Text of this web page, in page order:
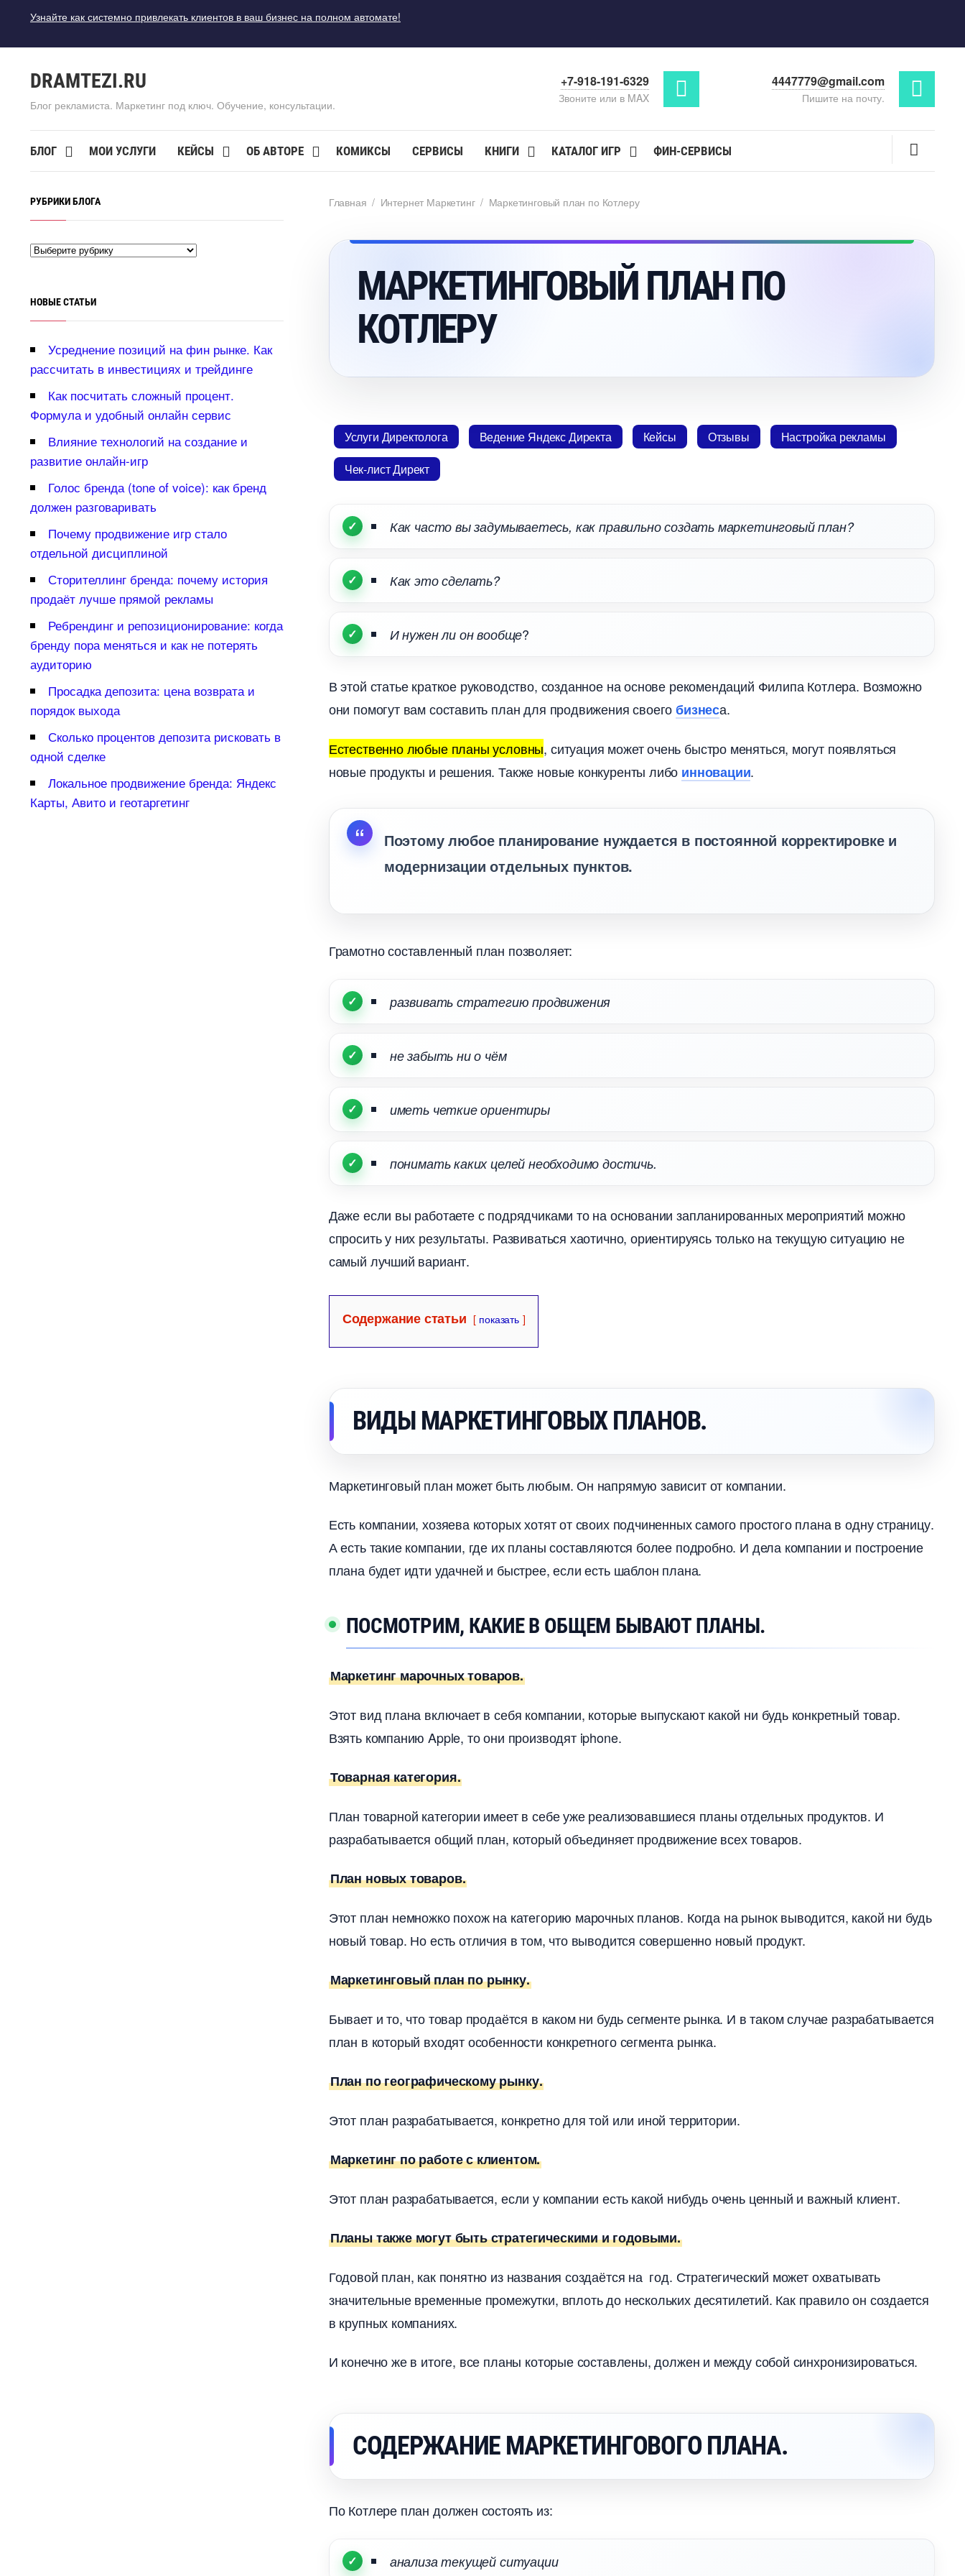
Узнайте как системно привлекать клиентов в ваш бизнес на полном автомате!
DRAMTEZI.RU
Блог рекламиста. Маркетинг под ключ. Обучение, консультации.
+7-918-191-6329
Звоните или в MAX
4447779@gmail.com
Пишите на почту.
БЛОГ МОИ УСЛУГИ КЕЙСЫ ОБ АВТОРЕ КОМИКСЫ СЕРВИСЫ КНИГИ КАТАЛОГ ИГР ФИН-СЕРВИСЫ
Главная / Интернет Маркетин/ Маркетинговый план по Котлеру
МАРКЕТИНГОВЫЙ ПЛАН ПО
КОТЛЕРУ
Услуги Директолога едение Яндекс Директа Кейсы Отзывы
Настройка рекламы
Чек-лист Директ
Как часто вы задумываетесь, как правильно создать маркетинговый план?
Как это сделать?
И нужен ли он вообще?
этой статье краткое руководство, созданное на основе рекомендаций Филипа Котлера. Возможно
они помогут вам составить план для продвижения своегоизнеса.
Естественно любые планы условны, ситуация может очень быстро меняться, могут появляться
новые продукты и решения. Также новые конкуренты либо инновации.
Поэтому любое планирование нуждается в постоянной корректировке и
модернизации отдельных пунктов.
Грамотно составленный план позволяет:
развивать стратегию продвижения
не забыть ни о чём
иметь четкие ориентиры
понимать каких целей необходимо достичь.
Даже если вы работаете с подрядчиками то на основании запланированных мероприятий можно
спросить у них результаты. Развиваться хаотично, ориентируясь только на текущую ситуацию не
самый лучший вариант.
Содержание статьи показать
ИДЫ МАРКЕТИНГОВЫХ ПЛАНОВ.
Маркетинговый план может быть любым. Он напрямую зависит от компании.
Есть компании, хозяева которых хотят от своих подчиненных самого простого плана в одну страницу.
А есть такие компании, где их планы составляются более подробно. И дела компании и построение
плана будет идти удачней и быстрее, если есть шаблон плана.
ПОСМОТРИМ, КАКИЕ В ОБЩЕМ БЫВАЮТ ПЛАНЫ.
Маркетинг марочных товаров.
Этот вид плана включает в себя компании, которые выпускают какой ни будь конкретный товар.
зять компанию Apple, то они производят iphone.
Товарная категория.
План товарной категории имеет в себе уже реализовавшиеся планы отдельных продуктов. И
разрабатывается общий план, который объединяет продвижение всех товаров.
План новых товаров.
Этот план немножко похож на категорию марочных планов. Когда на рынок выводится, какой ни будь
новый товар. Но есть отличия в том, что выводится совершенно новый продукт.
Маркетинговый план по рынку.
Бывает и то, что товар продаётся в каком ни будь сегменте рынка. И в таком случае разрабатывается
план в который входят особенности конкретного сегмента рынка.
План по географическому рынку.
Этот план разрабатывается, конкретно для той или иной территории.
Маркетинг по работе с клиентом.
Этот план разрабатывается, если у компании есть какой нибудь очень ценный и важный клиент.
Планы также могут быть стратегическими и годовыми.
Годовой план, как понятно из названия создаётся на год. Стратегический может охватывать
значительные временные промежутки, вплоть до нескольких десятилетий. Как правило он создается
крупных компаниях.
И конечно же в итоге, все планы которые составлены, должен и между собой синхронизироваться.
СОДЕРЖАНИЕ МАРКЕТИНГОВОГО ПЛАНА.
По Котлере план должен состоять из:
анализа текущей ситуации
РУБРИКИ БЛОГА
НОВЫЕ СТАТЬИ
Усреднение позиций на фин рынке. Как
рассчитать в инвестициях и трейдинге
Как посчитать сложный процент.
Формула и удобный онлайн сервис
лияние технологий на создание и
развитие онлайн-игр
Голос бренда (tone of voice): как бренд
должен разговаривать
Почему продвижение игр стало
отдельной дисциплиной
Сторителлинг бренда: почему история
продаёт лучше прямой рекламы
Ребрендинг и репозиционирование: когда
ренду пора меняться и как не потерять
аудиторию
Просадка депозита: цена возврата и
порядок выхода
Сколько процентов депозита рисковать
одной сделке
Локальное продвижение бренда: Яндекс
Карты, Авито и геотаргетин